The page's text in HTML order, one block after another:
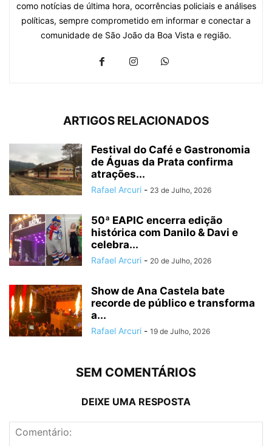
como notícias de última hora, ocorrências policiais e análises
políticas, sempre comprometido em informar e conectar a
comunidade de São João da Boa Vista e região.
ARTIGOS RELACIONADOS
Festival do Café e Gastronomia
de Águas da Prata confirma
atrações...
Rafael Arcuri - 23 de Julho, 2026
50ª EAPIC encerra edição
histórica com Danilo & Davi e
celebra...
Rafael Arcuri - 20 de Julho, 2026
Show de Ana Castela bate
recorde de público e transforma
a...
Rafael Arcuri - 19 de Julho, 2026
SEM COMENTÁRIOS
DEIXE UMA RESPOSTA